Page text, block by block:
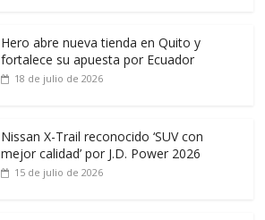
Hero abre nueva tienda en Quito y
fortalece su apuesta por Ecuador
18 de julio de 2026
Nissan X-Trail reconocido ‘SUV con
mejor calidad’ por J.D. Power 2026
15 de julio de 2026